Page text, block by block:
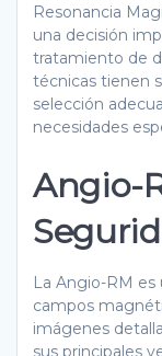
Resonancia
una decisión
tratamiento de
técnicas tienen
selección
necesidades
Angio-
La Angio-RM es
campos
imágenes
sus principales